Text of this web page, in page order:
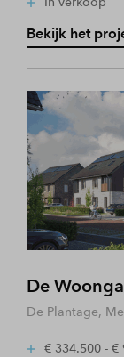
Bekijk het
De
De Plantage,
€ 334.500 - €